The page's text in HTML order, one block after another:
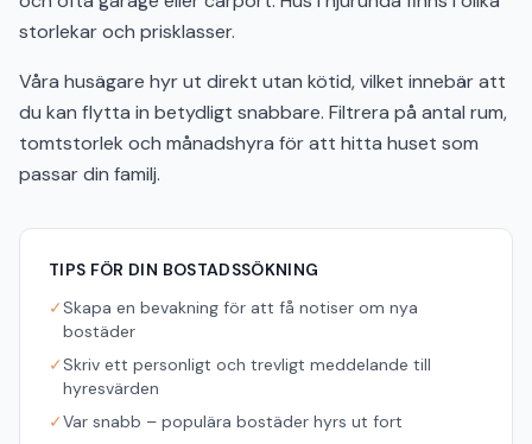
storlekar och prisklasser.
Våra husägare hyr ut direkt utan kötid, vilket innebär att
du kan flytta in betydligt snabbare. Filtrera på antal rum,
tomtstorlek och månadshyra för att hitta huset som
passar din familj.
TIPS FÖR DIN BOSTADSSÖKNING
✓Skapa en bevakning för att få notiser om nya
bostäder
✓Skriv ett personligt och trevligt meddelande till
hyresvärden
✓Var snabb – populära bostäder hyrs ut fort